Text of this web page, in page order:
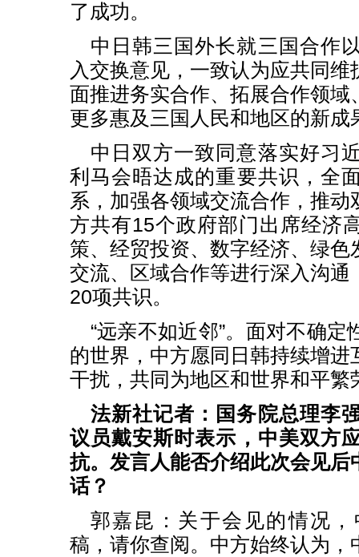
了成功。
中日韩三国外长就三国合作
入交换意见，一致认为应共同
面推进务实合作、拓展合作领
更多惠及三国人民和地区的新成
中日双方一致同意落实好习
利马会晤达成的重要共识，全
系，加强各领域交流合作，推
方共有15个政府部门出席经济
策、经贸投资、数字经济、绿色
交流、区域合作等进行深入沟通
20项共识。
“远亲不如近邻”。面对不确
的世界，中方愿同日韩持续增进
干扰，共同为地区和世界和平繁
法新社记者：国务院总理李
议员戴安斯时表示，中美双方
抗。发言人能否介绍此次会见后
话？
郭嘉昆：关于会见的情况
稿，请你查阅。中方始终认为，